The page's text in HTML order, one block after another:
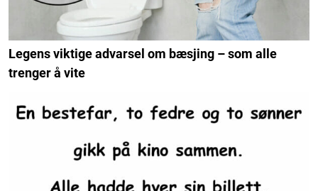
Legens viktige advarsel om bæsjing – som alle
trenger å vite